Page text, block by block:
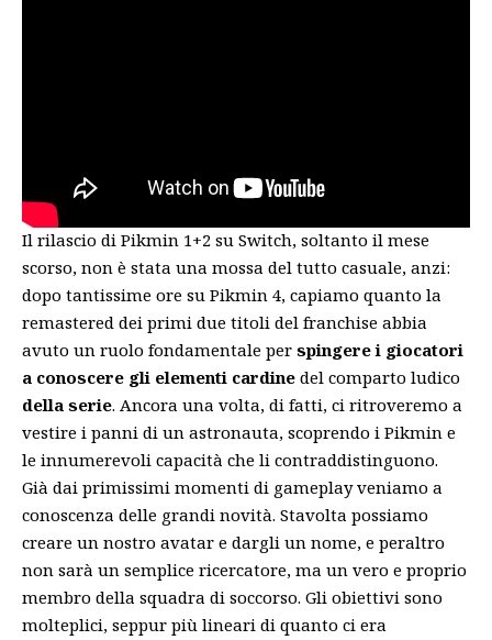
Il rilascio di Pikmin 1+2 su Switch, soltanto il mese
scorso, non è stata una mossa del tutto casuale, anzi:
dopo tantissime ore su Pikmin 4, capiamo quanto la
remastered dei primi due titoli del franchise abbia
avuto un ruolo fondamentale per spingere i giocatori
a conoscere gli elementi cardine del comparto ludico
della serie. Ancora una volta, di fatti, ci ritroveremo a
vestire i panni di un astronauta, scoprendo i Pikmin e
le innumerevoli capacità che li contraddistinguono.
Già dai primissimi momenti di gameplay veniamo a
conoscenza delle grandi novità. Stavolta possiamo
creare un nostro avatar e dargli un nome, e peraltro
non sarà un semplice ricercatore, ma un vero e proprio
membro della squadra di soccorso. Gli obiettivi sono
molteplici, seppur più lineari di quanto ci era